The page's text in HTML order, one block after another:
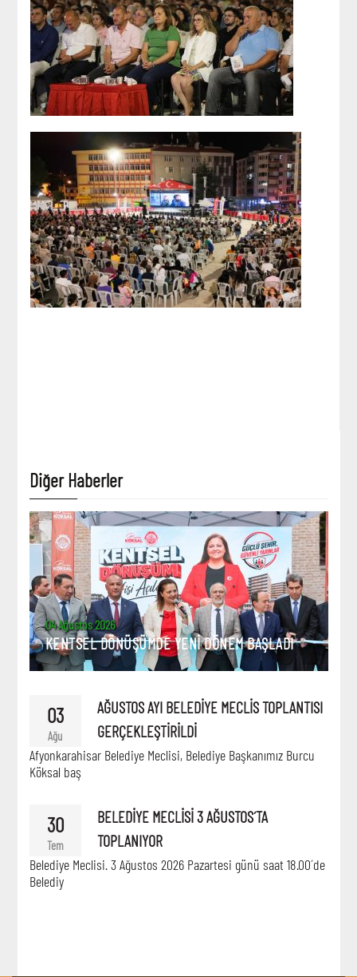
Diğer Haberler
04 Ağustos 2026
KENTSEL DÖNÜŞÜMDE YENİ DÖNEM BAŞLADI
03
Ağu
AĞUSTOS AYI BELEDİYE MECLİS TOPLANTISI
GERÇEKLEŞTİRİLDİ
Afyonkarahisar Belediye Meclisi, Belediye Başkanımız Burcu
Köksal baş
30
Tem
BELEDİYE MECLİSİ 3 AĞUSTOS´TA
TOPLANIYOR
Belediye Meclisi. 3 Ağustos 2026 Pazartesi günü saat 18.00´de
Belediy